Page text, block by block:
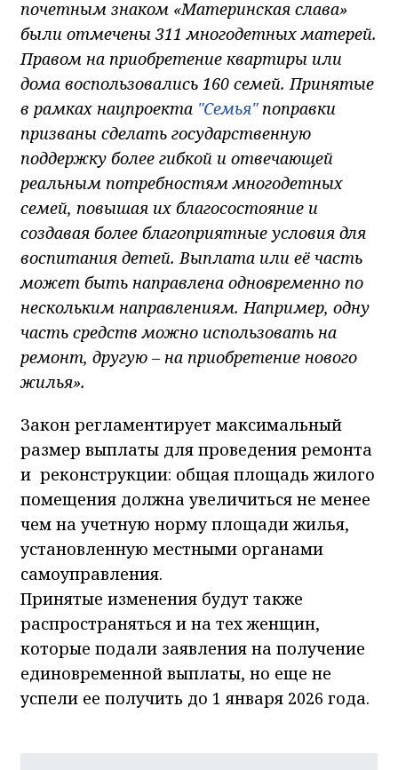
почетным знаком «Материнская слава»
были отмечены 311 многодетных матерей.
Правом на приобретение квартиры или
дома воспользовались 160 семей. Принятые
в рамках нацпроекта "Семья"поправки
призваны сделать государственную
поддержку более гибкой и отвечающей
реальным потребностям многодетных
семей, повышая их благосостояние и
создавая более благоприятные условия для
воспитания детей. Выплата или её часть
может быть направлена одновременно по
нескольким направлениям. Например, одну
часть средств можно использовать на
ремонт, другую – на приобретение нового
жилья».
Закон регламентирует максимальный
размер выплаты для проведения ремонта
и реконструкции: общая площадь жилого
помещения должна увеличиться не менее
чем на учетную норму площади жилья,
установленную местными органами
самоуправления.
Принятые изменения будут также
распространяться и на тех женщин,
которые подали заявления на получение
единовременной выплаты, но еще не
успели ее получить до 1 января 2026 года.